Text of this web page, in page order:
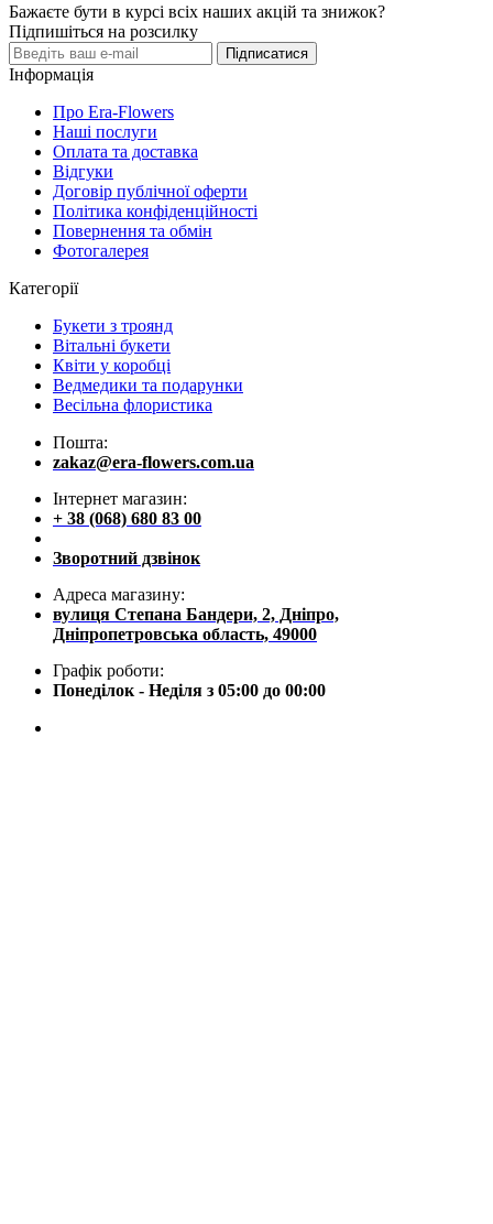
Бажаєте бути в курсі всіх наших акцій та знижок?
Підпишіться на розсилку
Підписатися
Інформація
Про Era-Flowers
Наші послуги
Оплата та доставка
Відгуки
Договір публічної оферти
Політика конфіденційності
Повернення та обмін
Фотогалерея
Категорії
Букети з троянд
Вітальні букети
Квіти у коробці
Ведмедики та подарунки
Весільна флористика
Пошта:
zakaz@era-flowers.com.ua
Інтернет магазин:
+ 38 (068) 680 83 00
Зворотний дзвінок
Адреса магазину:
вулиця Степана Бандери, 2, Дніпро,
Дніпропетровська область, 49000
Графік роботи:
Понеділок - Неділя з 05:00 до 00:00